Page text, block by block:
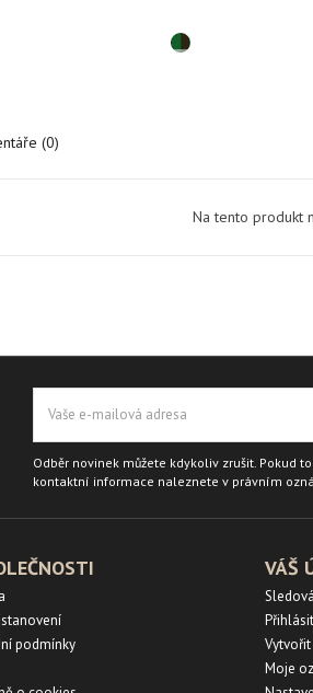
(0)
Na tento produkt
Odběr novinek můžete kdykoliv zrušit. Pokud
kontaktní informace naleznete v právním
podmínky
VÁŠ
Moje